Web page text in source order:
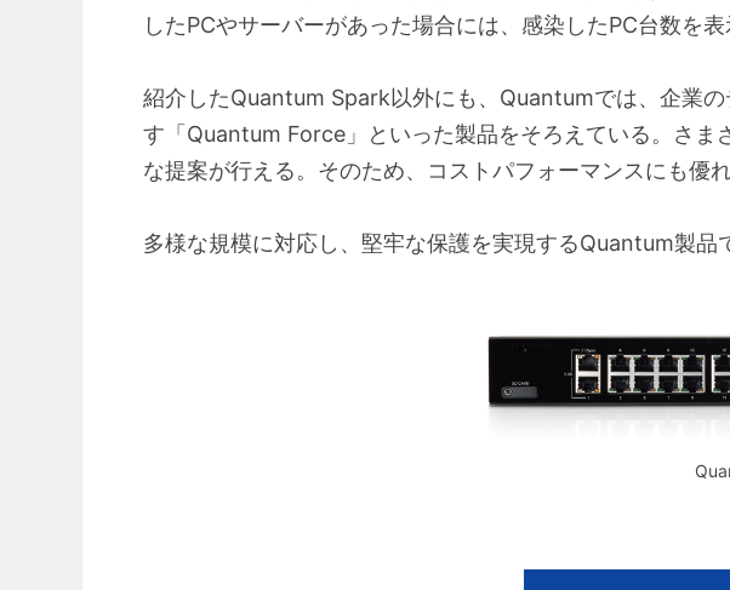
したPCやサーバーがあった場合には、感染したPC台数を
紹介したQuantum Spark以外にも、Quantumでは、企業
す「Quantum Force」といった製品をそろえている。さ
な提案が行える。そのため、コストパフォーマンスにも優れ
多様な規模に対応し、堅牢な保護を実現するQuantum製品